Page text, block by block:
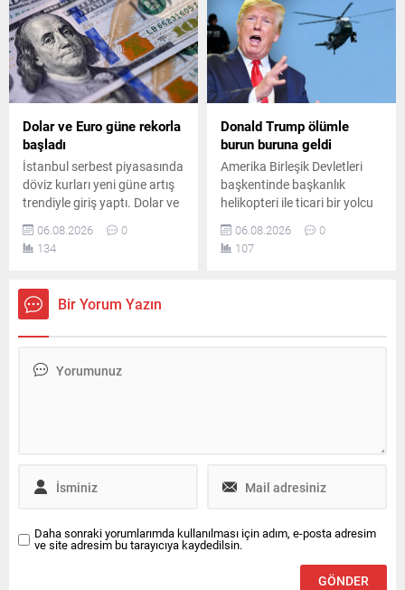
lacivertli ekip Talisca ve
Mason Greenwood’un
kaydettiği gollerle sahadan
iki sıfırlık galibiyetle ayrıldı.
Bu sonuçla temsilcimiz
rövanş maçı öncesinde
büyük bir avantaj yakaladı.
Güncel UEFA ülke puanı
sıralaması...
Dolar ve Euro güne rekorla
başladı
İstanbul serbest piyasasında
döviz kurları yeni güne artış
trendiyle giriş yaptı. Dolar ve
avro dünkü kapanış
seviyelerinin üzerine çıkarak
piyasalarda hareketli bir
06.08.2026
0
134
Donald Trump ölümle
burun buruna geldi
Amerika Birleşik Devletleri
başkentinde başkanlık
helikopteri ile ticari bir yolcu
uçağı havada tehlikeli
biçimde yakınlaştı. Emniyet
sınırlarının ihlal edildiği olay
06.08.2026
0
107
Bir Yorum Yazın
Daha sonraki yorumlarımda kullanılması için adım, e-posta adresim
ve site adresim bu tarayıcıya kaydedilsin.